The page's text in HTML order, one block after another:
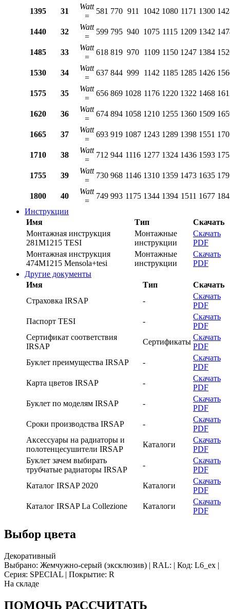
1395 31
Watt
=
581 770 911 1042 1080 1171 1300
1440 32
Watt
=
599 795 940 1075 1115 1209 1342
1485 33
Watt
=
618 819 970 1109 1150 1247 1384
1530 34
Watt
=
637 844 999 1142 1185 1285 1426
1575 35
Watt
=
656 869 1028 1176 1220 1322 1468
1620 36
Watt
=
674 894 1058 1210 1255 1360 1509
1665 37
Watt
=
693 919 1087 1243 1289 1398 1551
1710 38
Watt
=
712 944 1116 1277 1324 1436 1593
1755 39
Watt
=
730 968 1146 1310 1359 1473 1635
1800 40
Watt
=
749 993 1175 1344 1394 1511 1677
Инструкции
Имя
Тип
Скачать
Монтажная инструкция
281M1215 TESI
Монтажные
инструкции
Скачать
PDF
Монтажная инструкция
474M1215 Mensola+tesi
Монтажные
инструкции
Скачать
PDF
Другие документы
Имя
Тип
Скачать
Страховка IRSAP
-
Скачать
PDF
Паспорт TESI
-
Скачать
PDF
Сертификат соответствия
IRSAP
Сертификаты
Скачать
PDF
Буклет преимущества IRSAP
-
Скачать
PDF
Карта цветов IRSAP
-
Скачать
PDF
Буклет по моделям IRSAP
-
Скачать
PDF
Cроки производства IRSAP
-
Скачать
PDF
Аксессуары на радиаторы и
полотенцесушители IRSAP
Каталоги
Скачать
PDF
Буклет зачем выбирать
трубчатые радиаторы IRSAP
-
Скачать
PDF
Каталог IRSAP 2020
Каталоги
Скачать
PDF
Каталог IRSAP La Collezione
Каталоги
Скачать
PDF
Выбор цвета
Декоративный
Выбрано: Жемчужно-серый (эксклюзив) | RAL: | Код: L6_ex |
Серия: SPECIAL | Покрытие: R
На складе
ПОМОЧЬ РАССЧИТАТЬ